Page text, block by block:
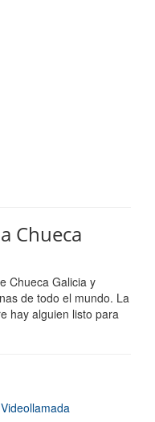
Chueca
Chueca Galicia y
de todo el mundo. La
hay alguien listo para
Videollamada